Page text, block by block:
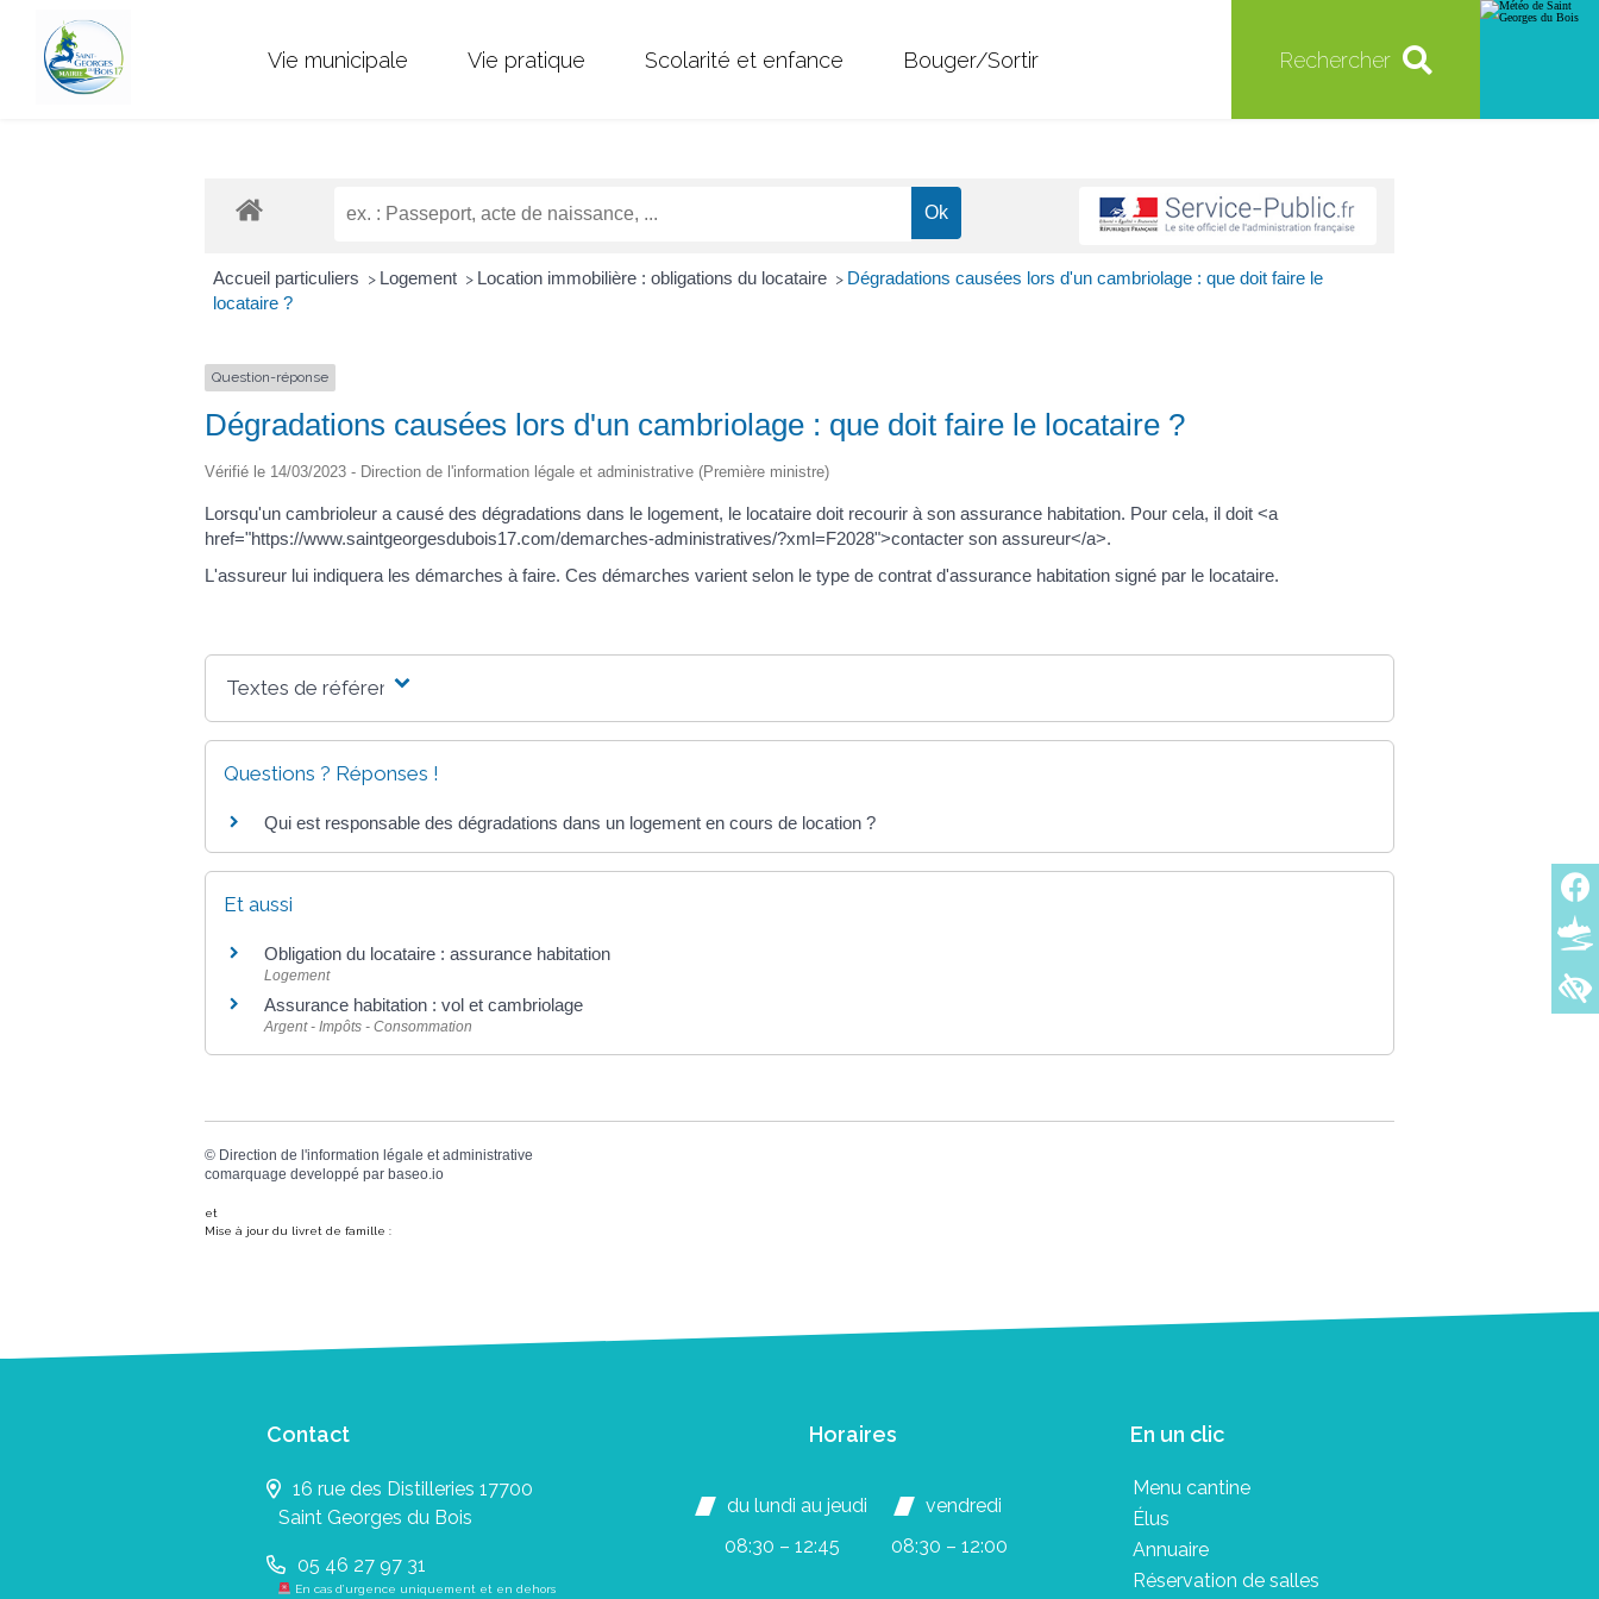
Vie municipale Vie pratique Scolarité et enfance Bouger/Sortir Rechercher
Accueil particuliers > Logement > Location immobilière : obligations du locataire > Dégradations causées lors d'un cambriolage : que doit faire le
locataire ?
Question-réponse
Dégradations causées lors d'un cambriolage : que doit faire le locataire ?
Vérifié le 14/03/2023 - Direction de l'information légale et administrative (Première ministre)
Lorsqu'un cambrioleur a causé des dégradations dans le logement, le locataire doit recourir à son assurance habitation. Pour cela, il doit <a
href="https://www.saintgeorgesdubois17.com/demarches-administratives/?xml=F2028">contacter son assureur</a>.
L'assureur lui indiquera les démarches à faire. Ces démarches varient selon le type de contrat d'assurance habitation signé par le locataire.
Textes de référence
Questions ? Réponses !
Qui est responsable des dégradations dans un logement en cours de location ?
Et aussi
Obligation du locataire : assurance habitation
Logement
Assurance habitation : vol et cambriolage
Argent - Impôts - Consommation
© Direction de l'information légale et administrative
comarquage developpé par baseo.io
et
Mise à jour du livret de famille :
Contact
16 rue des Distilleries 17700
Saint Georges du Bois
05 46 27 97 31
En cas d’urgence uniquement et en dehors
Horaires
du lundi au jeudi
08:30 – 12:45
vendredi
08:30 – 12:00
En un clic
Menu cantine
Élus
Annuaire
Réservation de salles